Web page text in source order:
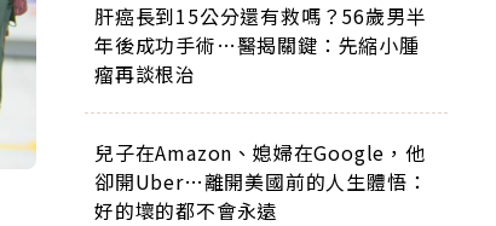
肝癌長到15公分還有救嗎？56歲男半
年後成功手術…醫揭關鍵：先縮小腫
瘤再談根治
兒子在Amazon、媳婦在Google，他
卻開Uber…離開美國前的人生體悟：
好的壞的都不會永遠